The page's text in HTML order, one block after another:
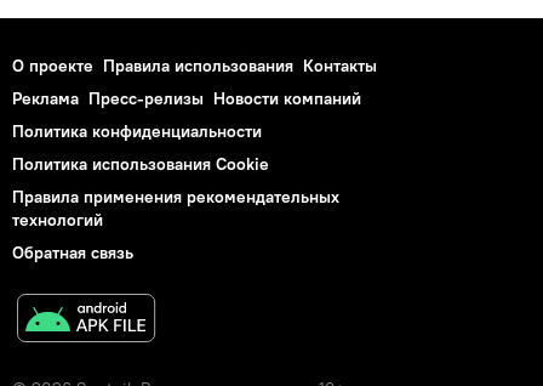
О проекте Правила использования Контакты
Реклама Пресс-релизы Новости компаний
Политика конфиденциальности
Политика использования Cookie
Правила применения рекомендательных
технологий
Обратная связь